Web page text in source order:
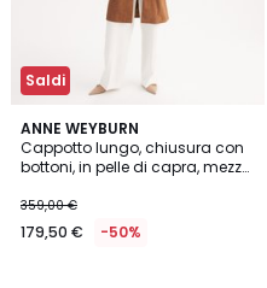
Saldi
ANNE WEYBURN
Cappotto lungo, chiusura con
bottoni, in pelle di capra, mezza
359,00 €
179,50 € -50%
5
/
5